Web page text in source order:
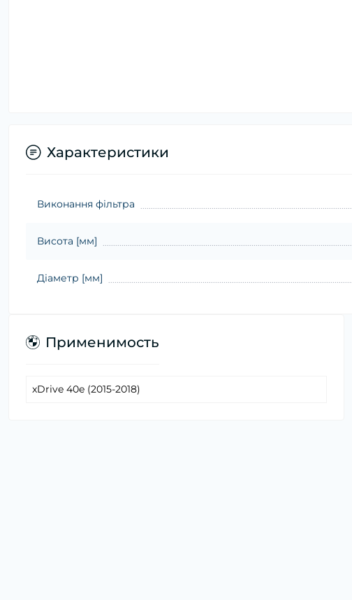
Характеристики
Виконання фільтра
Висота [мм]
Діаметр [мм]
Применимость
xDrive 40e (2015-2018)